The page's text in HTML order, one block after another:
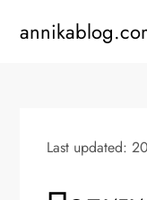
Last updated: